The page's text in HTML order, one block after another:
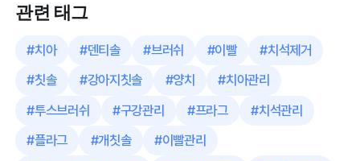
관련 태그
#치아 #덴티솔 #브러쉬 #이빨 #치석제거
#칫솔 #강아지칫솔 #양치 #치아관리
#투스브러쉬 #구강관리 #프라그 #치석관리
#플라그 #개칫솔 #이빨관리